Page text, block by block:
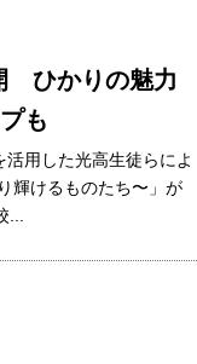
ひかりの魅力
も
用した光高生徒らによ
輝けるものたち〜」が